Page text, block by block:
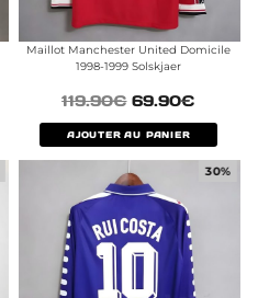
Maillot Manchester United Domicile
1998-1999 Solskjaer
119.90€ 69.90€
AJOUTER AU PANIER
30%